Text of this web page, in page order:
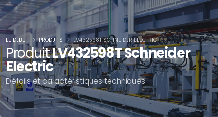
ProduitLV432598T Schneider
Electric
Détails et caractéristiques techniques
LE DÉBUT PRODUITS LV432598T SCHNEIDER ELECTRIC